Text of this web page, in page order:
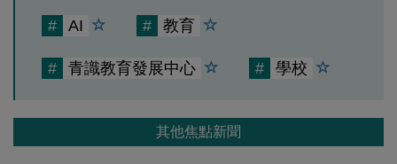
# AI # 教育
# 青識教育發展中心 # 學校
其他焦點新聞